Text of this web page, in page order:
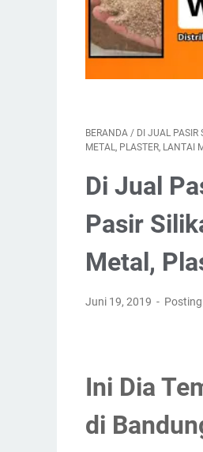
BERANDA / DI JUAL PASIR
METAL, PLASTER, LANTAI
Di Jual
Pasir
Metal,
Juni 19, 2019
Ini Dia
di